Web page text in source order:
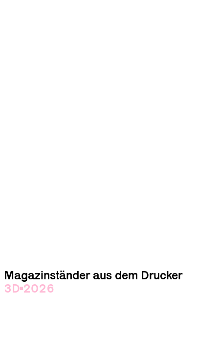
Magazinständer aus dem Drucker
3D 2026